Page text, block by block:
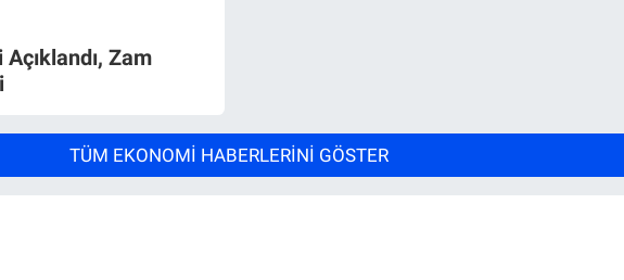
Zam
TÜM EKONOMI HABERLERINI GÖSTER